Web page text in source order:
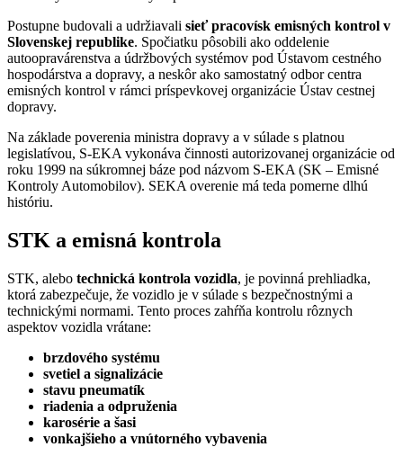
Postupne budovali a udržiavali sieť pracovísk emisných kontrol v
Slovenskej republike. Spočiatku pôsobili ako oddelenie
autoopravárenstva a údržbových systémov pod Ústavom cestného
hospodárstva a dopravy, a neskôr ako samostatný odbor centra
emisných kontrol v rámci príspevkovej organizácie Ústav cestnej
dopravy.
Na základe poverenia ministra dopravy a v súlade s platnou
legislatívou, S-EKA vykonáva činnosti autorizovanej organizácie od
roku 1999 na súkromnej báze pod názvom S-EKA (SK – Emisné
Kontroly Automobilov). SEKA overenie má teda pomerne dlhú
históriu.
STK a emisná kontrola
STK, alebo technická kontrola vozidla, je povinná prehliadka,
ktorá zabezpečuje, že vozidlo je v súlade s bezpečnostnými a
technickými normami. Tento proces zahŕňa kontrolu rôznych
aspektov vozidla vrátane:
brzdového systému
svetiel a signalizácie
stavu pneumatík
riadenia a odpruženia
karosérie a šasi
vonkajšieho a vnútorného vybavenia